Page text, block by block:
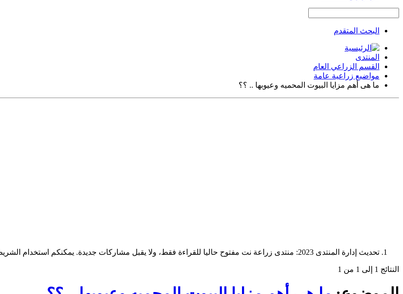
البحث المتقدم
المنتدى
القسم الزراعي العام
مواضيع زراعية عامة
ما هى أهم مزايا البيوت المحميه وعيوبها .. ؟؟
تحديث إدارة المنتدى 2023: منتدى زراعة نت مفتوح حاليا للقراءة فقط، ولا يقبل مشاركات جديدة. يمكنكم استخدام الشريط الظاهر أعلاه للبحث في كافة مواضيع المدوّنة والمنتدى.
النتائج 1 إلى 1 من 1